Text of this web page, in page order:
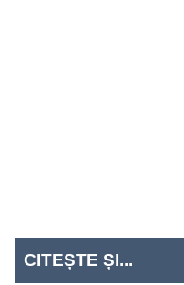
CITEȘTE ȘI...